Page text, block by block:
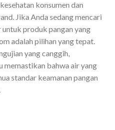
konsumen dan
Jika Anda sedang mencari
produk pangan yang
adalah pilihan yang tepat.
yang canggih,
memastikan bahwa air yang
standar keamanan pangan